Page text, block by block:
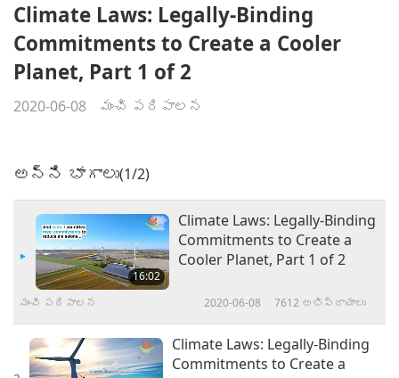
Climate Laws: Legally-Binding
Commitments to Create a Cooler
Planet, Part 1 of 2
2020-06-08 మంచి పరిపాలన
అన్ని భాగాలు(1/2)
16:02
Climate Laws: Legally-Binding
Commitments to Create a
Cooler Planet, Part 1 of 2
మంచి పరిపాలన 2020-06-08 7612 అభిప్రాయాలు
Climate Laws: Legally-Binding
Commitments to Create a